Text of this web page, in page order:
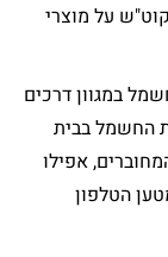
על מוצרי
במגוון דרכים
החשמל בבית
אפילו
הטלפון